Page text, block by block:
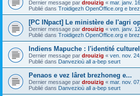
Dernier message par drouizig « mar. janv.
Publié dans Troidigezh OpenOffice.org e
[PC INpact] Le ministère de l'agri
Dernier message par drouizig « ven. janv.
Publié dans Troidigezh OpenOffice.org e
Indiens Mapuche : l'identité
Dernier message par drouizig « ven. nov.
Publié dans Danvezioù all a-bep seurt
Penaos e vez lâret brezhoneg e...
Dernier message par drouizig « mar. nov.
Publié dans Danvezioù all a-bep seurt